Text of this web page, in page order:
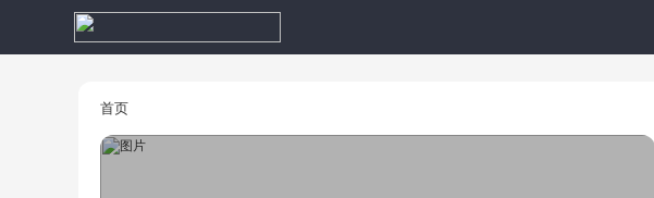
首页